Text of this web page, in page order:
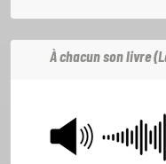
À chacun son livre